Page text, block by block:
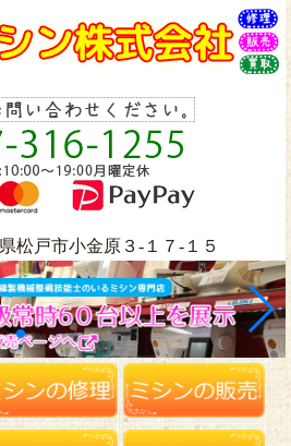
松戸市小金原３-１７-１５